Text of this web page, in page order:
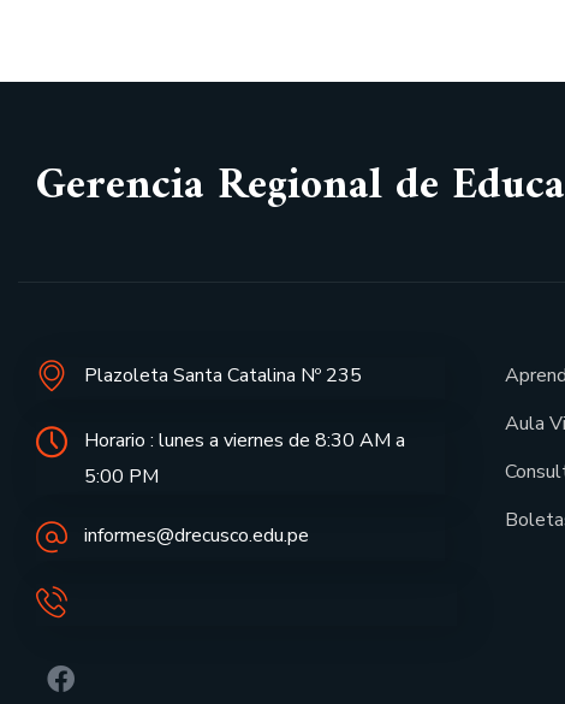
Gerencia Regional de
Plazoleta Santa Catalina Nº 235
Horario : lunes a viernes de 8:30 AM a
5:00 PM
informes@drecusco.edu.pe
Aula